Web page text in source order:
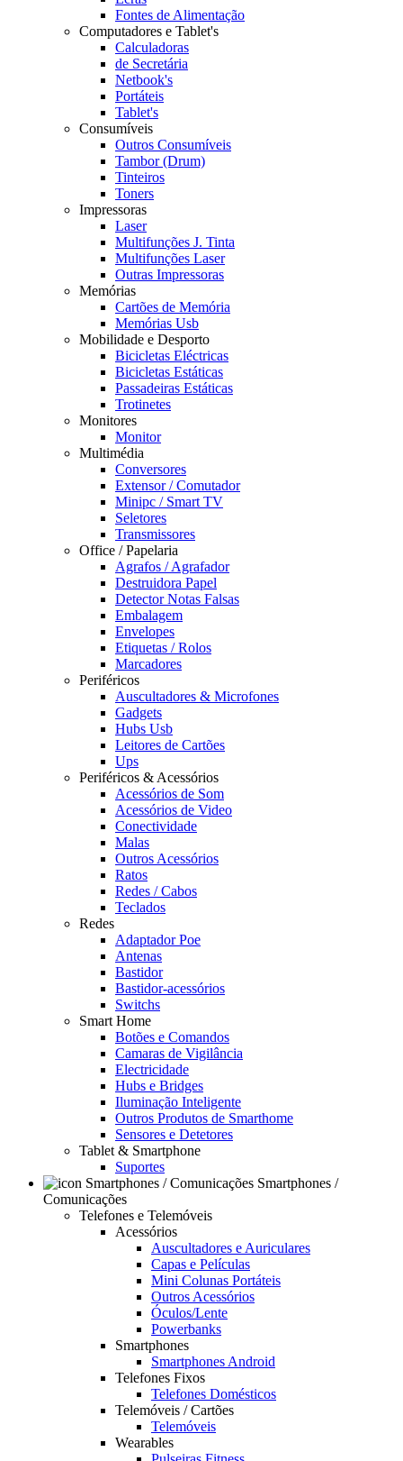
Fontes de Alimentação
Computadores e Tablet's
Calculadoras
de Secretária
Netbook's
Portáteis
Tablet's
Consumíveis
Outros Consumíveis
Tambor (Drum)
Tinteiros
Toners
Impressoras
Laser
Multifunções J. Tinta
Multifunções Laser
Outras Impressoras
Memórias
Cartões de Memória
Memórias Usb
Mobilidade e Desporto
Bicicletas Eléctricas
Bicicletas Estáticas
Passadeiras Estáticas
Trotinetes
Monitores
Monitor
Multimédia
Conversores
Extensor / Comutador
Minipc / Smart TV
Seletores
Transmissores
Office / Papelaria
Agrafos / Agrafador
Destruidora Papel
Detector Notas Falsas
Embalagem
Envelopes
Etiquetas / Rolos
Marcadores
Periféricos
Auscultadores & Microfones
Gadgets
Hubs Usb
Leitores de Cartões
Ups
Periféricos & Acessórios
Acessórios de Som
Acessórios de Video
Conectividade
Malas
Outros Acessórios
Ratos
Redes / Cabos
Teclados
Redes
Adaptador Poe
Antenas
Bastidor
Bastidor-acessórios
Switchs
Smart Home
Botões e Comandos
Camaras de Vigilância
Electricidade
Hubs e Bridges
Iluminação Inteligente
Outros Produtos de Smarthome
Sensores e Detetores
Tablet & Smartphone
Suportes
Smartphones /
Comunicações
Telefones e Telemóveis
Acessórios
Auscultadores e Auriculares
Capas e Películas
Mini Colunas Portáteis
Outros Acessórios
Óculos/Lente
Powerbanks
Smartphones
Smartphones Android
Telefones Fixos
Telefones Domésticos
Telemóveis / Cartões
Telemóveis
Wearables